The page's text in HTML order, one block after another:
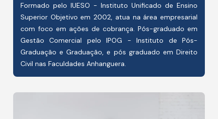
Formado pelo IUESO - Instituto Unificado de Ensino
Superior Objetivo em 2002, atua na área empresarial
com foco em ações de cobrança. Pós-graduado em
Gestão Comercial pelo IPOG - Instituto de Pós-
Graduação e Graduação, e pós graduado em Direito
Civil nas Faculdades Anhanguera.